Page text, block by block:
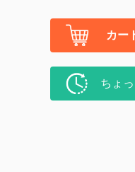
カー
ちょ